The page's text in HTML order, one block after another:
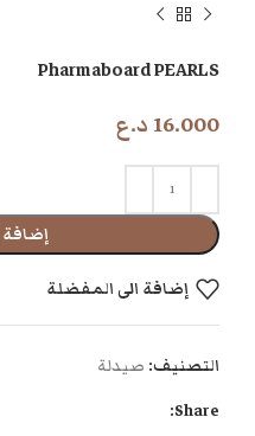
Pharmaboard PEARLS
16.000 د.ع
إضافة
إضافة الى المفضلة
التصنيف: صيدلة
Share: